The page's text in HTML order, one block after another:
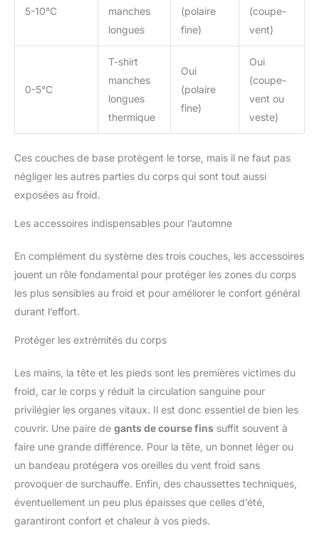
5-10°C
manches
longues
(polaire
fine)
(coupe-
vent)
0-5°C
T-shirt
manches
longues
thermique
Oui
(polaire
fine)
Oui
(coupe-
vent ou
veste)
Ces couches de base protègent le torse, mais il ne faut pas
négliger les autres parties du corps qui sont tout aussi
exposées au froid.
Les accessoires indispensables pour l’automne
En complément du système des trois couches, les accessoires
jouent un rôle fondamental pour protéger les zones du corps
les plus sensibles au froid et pour améliorer le confort général
durant l’effort.
Protéger les extrémités du corps
Les mains, la tête et les pieds sont les premières victimes du
froid, car le corps y réduit la circulation sanguine pour
privilégier les organes vitaux. Il est donc essentiel de bien les
couvrir. Une paire de gants de course fins suffit souvent à
faire une grande différence. Pour la tête, un bonnet léger ou
un bandeau protégera vos oreilles du vent froid sans
provoquer de surchauffe. Enfin, des chaussettes techniques,
éventuellement un peu plus épaisses que celles d’été,
garantiront confort et chaleur à vos pieds.